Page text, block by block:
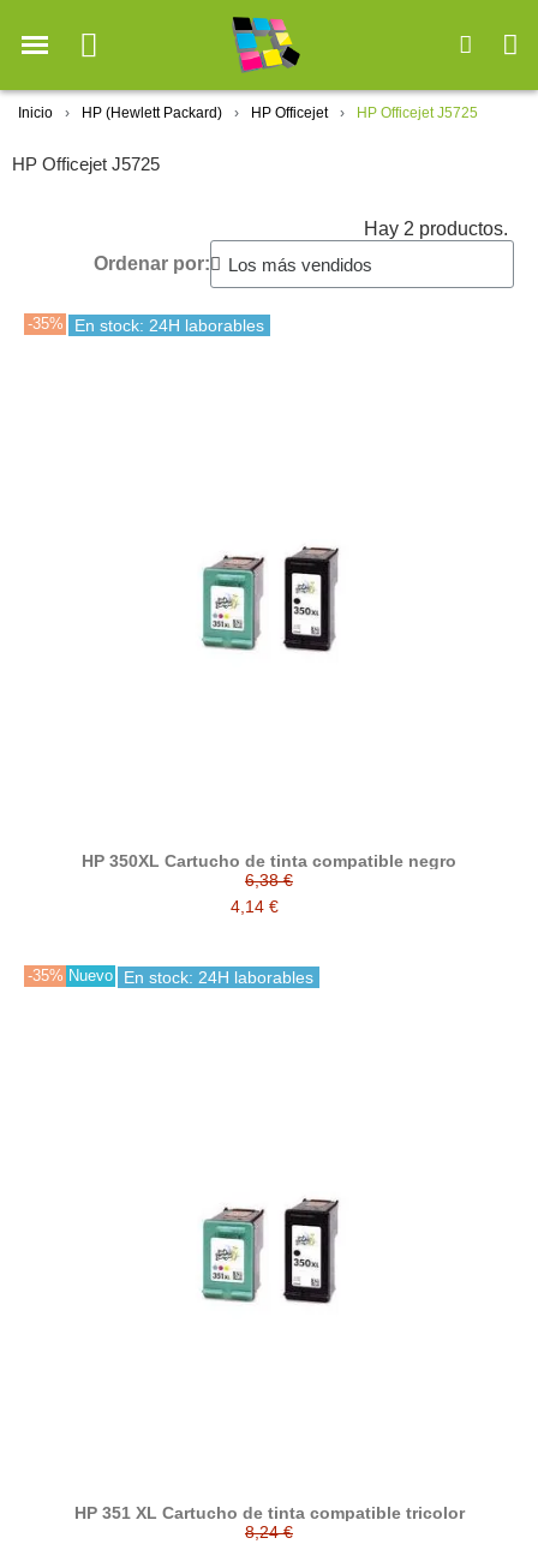
Inicio HP (Hewlett Packard) HP Officejet HP Officejet J5725
HP Officejet J5725
Hay 2 productos.
Ordenar por:
-35% En stock: 24H laborables
HP 350XL Cartucho de tinta compatible negro
6,38 €
4,14 €
-35% Nuevo En stock: 24H laborables
HP 351 XL Cartucho de tinta compatible tricolor
8,24 €